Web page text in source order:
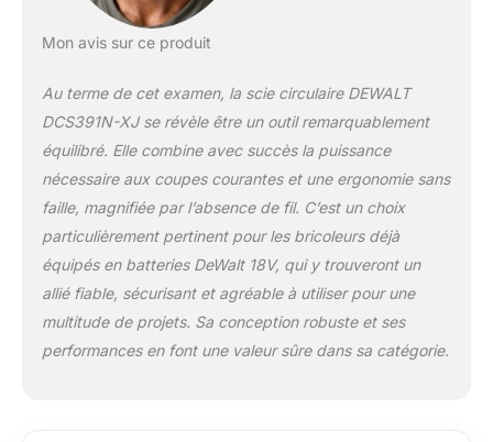
Mon avis sur ce produit
Au terme de cet examen, la scie circulaire DEWALT
DCS391N-XJ se révèle être un outil remarquablement
équilibré. Elle combine avec succès la puissance
nécessaire aux coupes courantes et une ergonomie sans
faille, magnifiée par l’absence de fil. C’est un choix
particulièrement pertinent pour les bricoleurs déjà
équipés en batteries DeWalt 18V, qui y trouveront un
allié fiable, sécurisant et agréable à utiliser pour une
multitude de projets. Sa conception robuste et ses
performances en font une valeur sûre dans sa catégorie.